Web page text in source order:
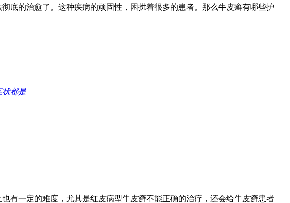
底的治愈了。这种疾病的顽固性，困扰着很多的患者。那么牛皮癣有哪些护
状都是
有一定的难度，尤其是红皮病型牛皮癣不能正确的治疗，还会给牛皮癣患者